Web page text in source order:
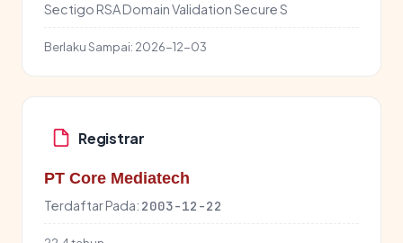
Sectigo RSA Domain Validation Secure S
Berlaku Sampai: 2026-12-03
Registrar
PT Core Mediatech
Terdaftar Pada: 2003-12-22